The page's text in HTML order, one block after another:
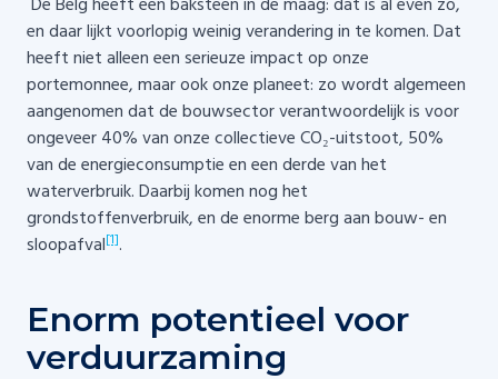
en daar lijkt voorlopig weinig verandering in te komen. Dat
heeft niet alleen een serieuze impact op onze
portemonnee, maar ook onze planeet: zo wordt algemeen
aangenomen dat de bouwsector verantwoordelijk is voor
ongeveer 40% van onze collectieve CO₂-uitstoot, 50%
van de energieconsumptie en een derde van het
waterverbruik. Daarbij komen nog het
grondstoffenverbruik, en de enorme berg aan bouw- en
sloopafval[1].
Enorm potentieel voor
verduurzaming